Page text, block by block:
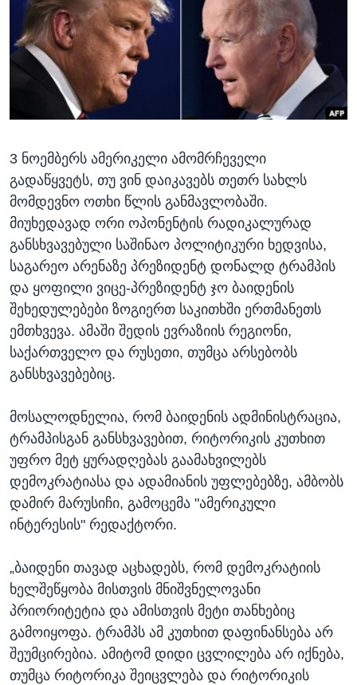
ᲡᲢᲣᲓᲘᲐ ᲕᲐᲨᲘᲜᲒᲢᲝᲜᲘ
ᲔᲙᲝᲜᲝᲛᲘᲙᲐ
ᲯᲐᲜᲛᲠᲗᲔᲚᲝᲑᲐ
ᲛᲔᲪᲜᲘᲔᲠᲔᲑᲐ
ᲘᲜᲢᲔᲠᲕᲘᲣ
ᲒᲐᲚᲘᲚᲔᲝ
ᲓᲔᲖᲘᲜᲤᲝᲠᲛᲐᲪᲘᲐ
Learning English
ᲗᲕᲐᲚᲘ ᲒᲕᲐᲓᲔᲕᲜᲔᲗ
3 ნოემბერს ამერიკელი ამომრჩეველი
გადაწყვეტს, თუ ვინ დაიკავებს თეთრ სახლს
მომდევნო ოთხი წლის განმავლობაში.
მიუხედავად ორი ოპონენტის რადიკალურად
განსხვავებული საშინაო პოლიტიკური ხედვისა,
საგარეო არენაზე პრეზიდენტ დონალდ ტრამპის
და ყოფილი ვიცე-პრეზიდენტ ჯო ბაიდენის
შეხედულებები ზოგიერთ საკითხში ერთმანეთს
ემთხვევა. ამაში შედის ევრაზიის რეგიონი,
საქართველო და რუსეთი, თუმცა არსებობს
განსხვავებებიც.
მოსალოდნელია, რომ ბაიდენის ადმინისტრაცია,
ტრამპისგან განსხვავებით, რიტორიკის კუთხით
უფრო მეტ ყურადღებას გაამახვილებს
დემოკრატიასა და ადამიანის უფლებებზე, ამბობს
დამირ მარუსიჩი, გამოცემა "ამერიკული
ინტერესის" რედაქტორი.
„ბაიდენი თავად აცხადებს, რომ დემოკრატიის
ხელშეწყობა მისთვის მნიშვნელოვანი
პრიორიტეტია და ამისთვის მეტი თანხებიც
გამოიყოფა. ტრამპს ამ კუთხით დაფინანსება არ
შეუმცირებია. ამიტომ დიდი ცვლილება არ იქნება,
თუმცა რიტორიკა შეიცვლება და რიტორიკის